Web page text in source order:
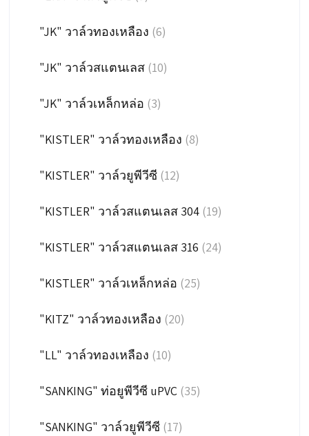
"JK" วาล์วทองเหลือง (6)
"JK" วาล์วสแตนเลส (10)
"JK" วาล์วเหล็กหล่อ (3)
"KISTLER" วาล์วทองเหลือง (8)
"KISTLER" วาล์วยูพีวีซี (12)
"KISTLER" วาล์วสแตนเลส 304 (19)
"KISTLER" วาล์วสแตนเลส 316 (24)
"KISTLER" วาล์วเหล็กหล่อ (25)
"KITZ" วาล์วทองเหลือง (20)
"LL" วาล์วทองเหลือง (10)
"SANKING" ท่อยูพีวีซี uPVC (35)
"SANKING" วาล์วยูพีวีซี (17)